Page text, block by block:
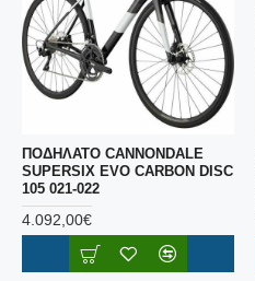
ΠΟΔΗΛΑΤΟ CANNONDALE
SUPERSIX EVO CARBON DISC
105 021-022
4.092,00€